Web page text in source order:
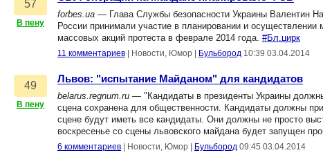
57
В пену
forbes.ua — Глава Службы безопасности Украины Валентин
России принимали участие в планировании и осуществлении
массовых акций протеста в феврале 2014 года. #Бл.цирк
11 комментариев Новости, Юмор Бульбород 10:39 03.04.2014
49
В пену
Львов: "испытание Майданом" для кандидатов
belarus.regnum.ru — "Кандидаты в президенты Украины
сцена сохранена для общественности. Кандидаты должны
сцене будут иметь все кандидаты. Они должны не просто
воскресенье со сцены львовского майдана будет запущен
6 комментариев Новости, Юмор Бульбород 09:45 03.04.2014